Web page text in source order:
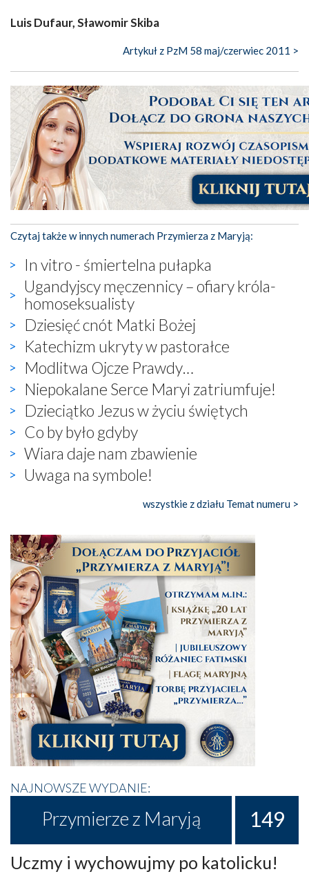
Luis Dufaur, Sławomir Skiba
Artykuł z PzM 58 maj/czerwiec 2011 >
Czytaj także w innych numerach Przymierza z Maryją:
In vitro - śmiertelna pułapka
Ugandyjscy męczennicy – ofiary króla-
homoseksualisty
Dziesięć cnót Matki Bożej
Katechizm ukryty w pastorałce
Modlitwa Ojcze Prawdy…
Niepokalane Serce Maryi zatriumfuje!
Dzieciątko Jezus w życiu świętych
Co by było gdyby
Wiara daje nam zbawienie
Uwaga na symbole!
wszystkie z działu Temat numeru >
NAJNOWSZE WYDANIE:
Przymierze z Maryją 149
Uczmy i wychowujmy po katolicku!